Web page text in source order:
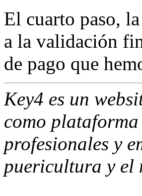
El cuarto paso,
a la validación
de pago que
Key4 es un
como
profesionales y
puericultura y el